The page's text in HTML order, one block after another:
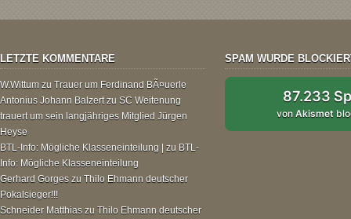
LETZTE KOMMENTARE
W.Wittum zu Trauer um Ferdinand BÃ¤uerle
Antonius Johann Balzertzu SC Weitenung
trauert um sein langjähriges Mitglied Jürgen
Heyse
BTL-Info: Mögliche Klasseneinteilung | zu BTL-
Info: Mögliche Klasseneinteilung
Gerhard Gorges zu Thilo Ehmann deutscher
Pokalsieger!!!
Schneider Matthias zu Thilo Ehmann deutscher
SPAM WURDE
87.233
vonAkismet